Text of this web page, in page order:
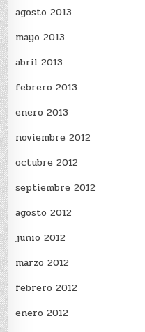
agosto 2013
mayo 2013
abril 2013
febrero 2013
enero 2013
noviembre 2012
octubre 2012
septiembre 2012
agosto 2012
junio 2012
marzo 2012
febrero 2012
enero 2012